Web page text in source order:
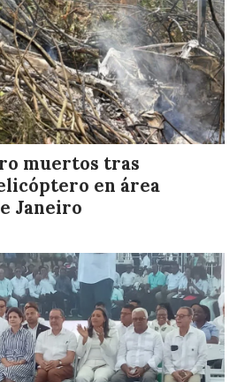
muertos tras
en área
Janeiro